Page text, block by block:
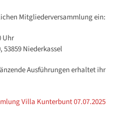
Mitgliederversammlung ein:
Uhr
Niederkassel
Ausführungen erhaltet ihr
Villa Kunterbunt 07.07.2025